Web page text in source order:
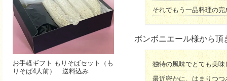
それでもう一品料理の
ボンボニエール様から頂
独特の風味でとても美味
最近密かに、はまりつつ
お手軽ギフト もりそばセット（も
りそば4人前） 送料込み